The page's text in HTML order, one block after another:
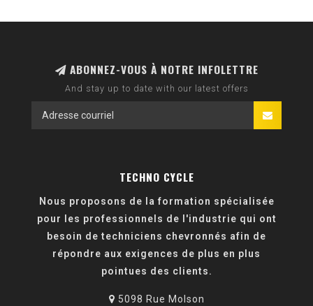
ABONNEZ-VOUS À NOTRE INFOLETTRE
And stay up to date with our latest offers
TECHNO CYCLE
Nous proposons de la formation spécialisée
pour les professionnels de l'industrie qui ont
besoin de techniciens chevronnés afin de
répondre aux exigences de plus en plus
pointues des clients.
5098 Rue Molson